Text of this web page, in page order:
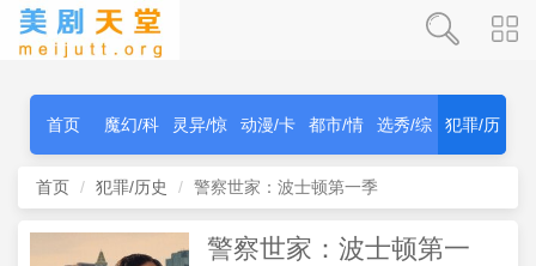
首页 魔幻/科
幻
灵异/惊
秫
动漫/卡
通
都市/情
感
选秀/综 犯罪/历
首页 犯罪/历史 警察世家：波士顿第一季
警察世家：波士顿第一